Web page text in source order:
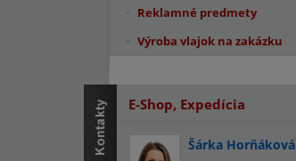
Reklamné predmety
Výroba vlajok na zakázku
E-Shop, Expedícia
Šárka Horňáková